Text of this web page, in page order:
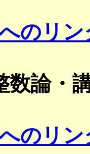
のリン
数論・
のリン